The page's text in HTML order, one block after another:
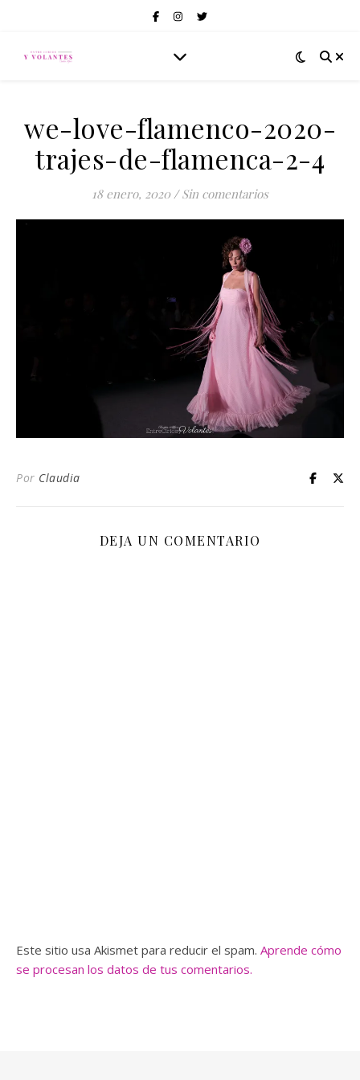
we-love-flamenco-2020-
trajes-de-flamenca-2-4
18 enero, 2020 / Sin comentarios
Por Claudia
DEJA UN COMENTARIO
Este sitio usa Akismet para reducir el spam. Aprende cómo
se procesan los datos de tus comentarios.